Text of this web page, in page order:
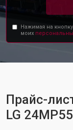
Нажимая на
моих
Прайс-
LG